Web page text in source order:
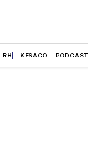
RH KESACO PODCAST